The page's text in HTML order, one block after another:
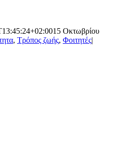
15 Οκτωβρίου
, Τρόπος ζωής, Φοιτητές|